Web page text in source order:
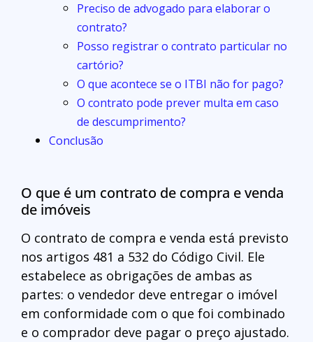
Preciso de advogado para elaborar o
contrato?
Posso registrar o contrato particular no
cartório?
O que acontece se o ITBI não for pago?
O contrato pode prever multa em caso
de descumprimento?
Conclusão
O que é um contrato de compra e venda
de imóveis
O contrato de compra e venda está previsto
nos artigos 481 a 532 do Código Civil. Ele
estabelece as obrigações de ambas as
partes: o vendedor deve entregar o imóvel
em conformidade com o que foi combinado
e o comprador deve pagar o preço ajustado.